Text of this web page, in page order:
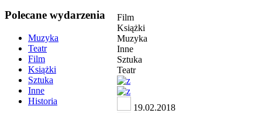
Polecane wydarzenia
Muzyka
Teatr
Film
Książki
Sztuka
Inne
Historia
Film
Książki
Muzyka
Inne
Sztuka
Teatr
19.02.2018